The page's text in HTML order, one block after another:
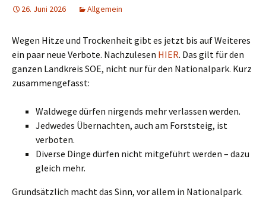
26. Juni 2026 Allgemein
Wegen Hitze und Trockenheit gibt es jetzt bis auf Weiteres
ein paar neue Verbote. Nachzulesen HIER. Das gilt für den
ganzen Landkreis SOE, nicht nur für den Nationalpark. Kurz
zusammengefasst:
Waldwege dürfen nirgends mehr verlassen werden.
Jedwedes Übernachten, auch am Forststeig, ist
verboten.
Diverse Dinge dürfen nicht mitgeführt werden – dazu
gleich mehr.
Grundsätzlich macht das Sinn, vor allem in Nationalpark.